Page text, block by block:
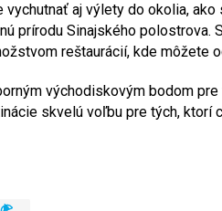
aj výlety do okolia, ako
prírodu Sinajského
reštaurácií, kde môžete
východiskovým bodom
skvelú voľbu pre tých, ktorí